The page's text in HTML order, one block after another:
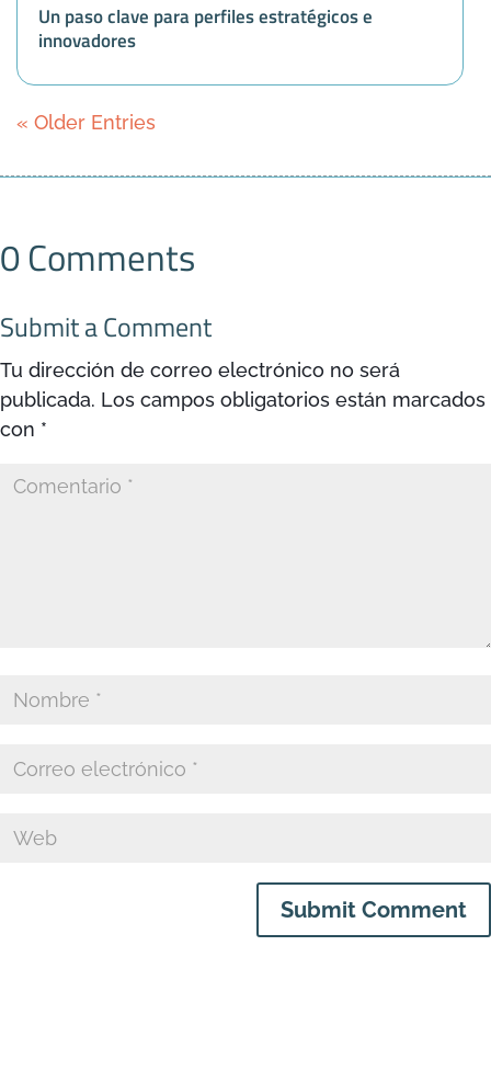
Un paso clave para perfiles estratégicos e
innovadores
« Older Entries
0 Comments
Submit a Comment
Tu dirección de correo electrónico no será
publicada. Los campos obligatorios están marcados
con *
Submit Comment